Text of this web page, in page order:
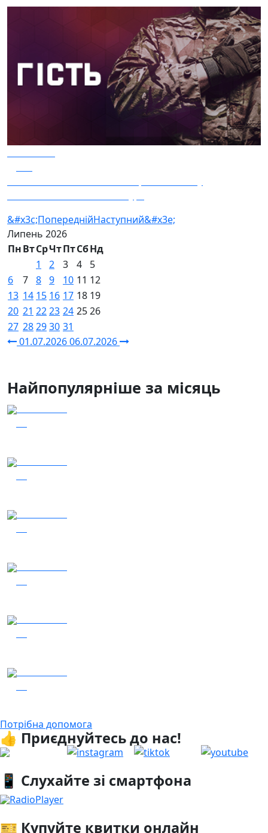
&#x3c;ПопереднійНаступний&#x3e;
Липень 2026
ПнВтСрЧтПтСбНд
1
2 3 4
5
6
7 8 9 10 11 12
13 14 15 16 17 18 19
20 21 2223 24 2526
27 282930 31
01.07.202606.07.2026
Найпопулярніше за місяць
Потрібна допомога
👍 Приєднуйтесь до нас!
📱 Слухайте зі смартфона
RadioPlayer
🎫 Купуйте квитки онлайн